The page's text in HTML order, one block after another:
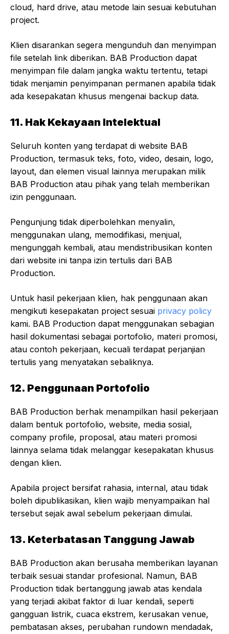
cloud, hard drive, atau metode lain sesuai kebutuhan
project.
Klien disarankan segera mengunduh dan menyimpan
file setelah link diberikan. BAB Production dapat
menyimpan file dalam jangka waktu tertentu, tetapi
tidak menjamin penyimpanan permanen apabila tidak
ada kesepakatan khusus mengenai backup data.
11. Hak Kekayaan Intelektual
Seluruh konten yang terdapat di website BAB
Production, termasuk teks, foto, video, desain, logo,
layout, dan elemen visual lainnya merupakan milik
BAB Production atau pihak yang telah memberikan
izin penggunaan.
Pengunjung tidak diperbolehkan menyalin,
menggunakan ulang, memodifikasi, menjual,
mengunggah kembali, atau mendistribusikan konten
dari website ini tanpa izin tertulis dari BAB
Production.
Untuk hasil pekerjaan klien, hak penggunaan akan
mengikuti kesepakatan project sesuai privacy policy
kami. BAB Production dapat menggunakan sebagian
hasil dokumentasi sebagai portofolio, materi promosi,
atau contoh pekerjaan, kecuali terdapat perjanjian
tertulis yang menyatakan sebaliknya.
12. Penggunaan Portofolio
BAB Production berhak menampilkan hasil pekerjaan
dalam bentuk portofolio, website, media sosial,
company profile, proposal, atau materi promosi
lainnya selama tidak melanggar kesepakatan khusus
dengan klien.
Apabila project bersifat rahasia, internal, atau tidak
boleh dipublikasikan, klien wajib menyampaikan hal
tersebut sejak awal sebelum pekerjaan dimulai.
13. Keterbatasan Tanggung Jawab
BAB Production akan berusaha memberikan layanan
terbaik sesuai standar profesional. Namun, BAB
Production tidak bertanggung jawab atas kendala
yang terjadi akibat faktor di luar kendali, seperti
gangguan listrik, cuaca ekstrem, kerusakan venue,
pembatasan akses, perubahan rundown mendadak,